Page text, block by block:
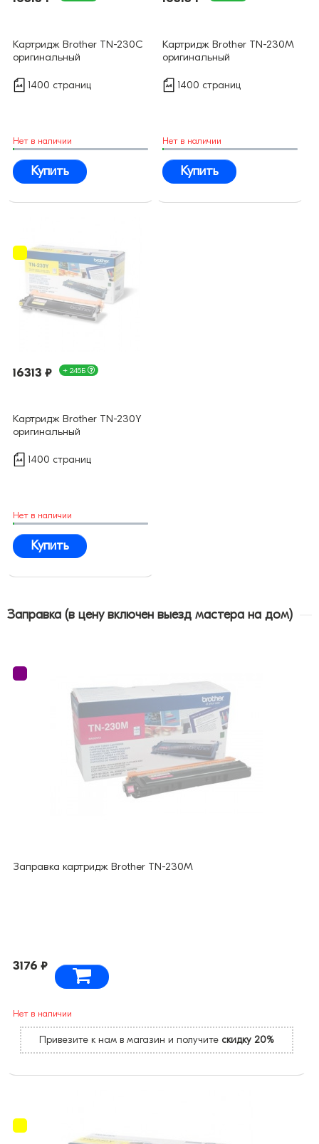
Картридж Brother TN-230C
оригинальный
1400 страниц
Нет в наличии
Купить
Картридж Brother TN-230M
оригинальный
1400 страниц
Нет в наличии
Купить
16313 ₽ + 245Б
Картридж Brother TN-230Y
оригинальный
1400 страниц
Нет в наличии
Купить
Заправка (в цену включен выезд мастера на дом)
Заправка картридж Brother TN-230M
3176 ₽
Нет в наличии
Привезите к нам в магазин и получите скидку 20%